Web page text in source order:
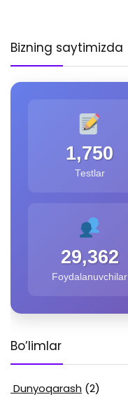
Bizning saytimizda
1,750
Testlar
29,362
Foydalanuvchilar
Bo’limlar
Dunyoqarash (2)